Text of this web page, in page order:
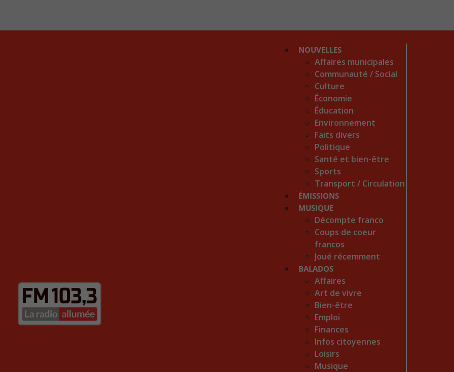
NOUVELLES
Affaires municipales
Communauté / Social
Culture
Économie
Éducation
Environnement
Faits divers
Politique
Santé et bien-être
Sports
Transport / Circulation
ÉMISSIONS
MUSIQUE
Décompte franco
Coups de coeur
francos
Joué récemment
BALADOS
Affaires
Art de vivre
Bien-être
Emploi
Finances
Infos citoyennes
Loisirs
Musique